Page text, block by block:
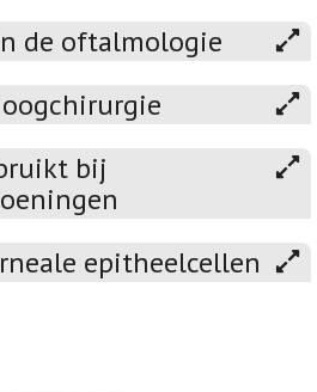
de oftalmologie
bij
epitheelcellen